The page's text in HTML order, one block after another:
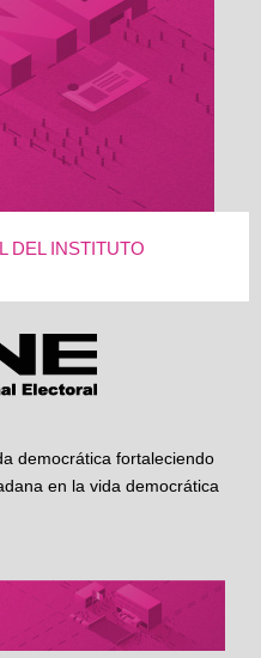
DEL INSTITUTO
democrática fortaleciendo
en la vida democrática